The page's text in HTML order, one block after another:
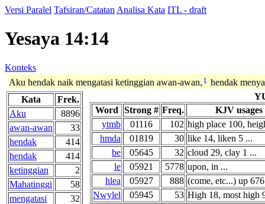
Versi Paralel Tafsiran/Catatan Analisa Kata ITL - draft
Yesaya 14:14
Konteks
Aku hendak naik mengatasi ketinggian awan-awan, t hendak
Kata
Frek.
Aku
8896
awan-awan
33
hendak
414
hendak
414
ketinggian
2
Mahatinggi
58
mengatasi
32
Word
Strong # Freq.
KJV usages
ytmb
01116 102 high place 100,
hmda
01819 30 like 14, liken 5 ...
be
05645 32 cloud 29, clay 1 ...
le
05921 5778 upon, in ...
hlea
05927 888 (come, etc...) up
Nwylel
05945 53 High 18, most high